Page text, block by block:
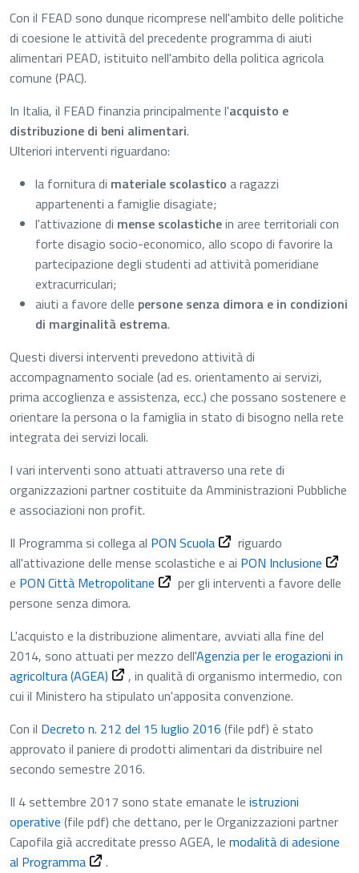
Con il FEAD sono dunque ricomprese nell'ambito delle politiche
di coesione le attività del precedente programma di aiuti
alimentari PEAD, istituito nell'ambito della politica agricola
comune (PAC).
In Italia, il FEAD finanzia principalmente l'acquisto e
distribuzione di beni alimentari.
Ulteriori interventi riguardano:
la fornitura di materiale scolastico a ragazzi
appartenenti a famiglie disagiate;
l'attivazione di mense scolastichein aree territoriali con
forte disagio socio-economico, allo scopo di favorire la
partecipazione degli studenti ad attività pomeridiane
extracurriculari;
aiuti a favore delle persone senza dimora e in condizioni
di marginalità estrema.
Questi diversi interventi prevedono attività di
accompagnamento sociale (ad es. orientamento ai servizi,
prima accoglienza e assistenza, ecc.) che possano sostenere e
orientare la persona o la famiglia in stato di bisogno nella rete
integrata dei servizi locali.
I vari interventi sono attuati attraverso una rete di
organizzazioni partner costituite da Amministrazioni Pubbliche
e associazioni non profit.
Il Programma si collega al PON Scuola
riguardo
all'attivazione delle mense scolastiche e ai PON Inclusione
e PON Città Metropolitane
per gli interventi a favore delle
persone senza dimora.
L'acquisto e la distribuzione alimentare, avviati alla fine del
2014, sono attuati per mezzo dell'Agenzia per le erogazioni in
agricoltura (AGEA)
, in qualità di organismo intermedio, con
cui il Ministero ha stipulato un'apposita convenzione.
Con il Decreto n. 212 del 15 luglio 2016 (file pdf) è stato
approvato il paniere di prodotti alimentari da distribuire nel
secondo semestre 2016.
Il 4 settembre 2017 sono state emanate le istruzioni
operative (file pdf) che dettano, per le Organizzazioni partner
Capofila già accreditate presso AGEA, le modalità di adesione
al Programma
.